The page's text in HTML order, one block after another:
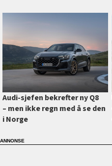
Audi-sjefen bekrefter ny Q8
–⁠ men ikke regn med å se den
i Norge